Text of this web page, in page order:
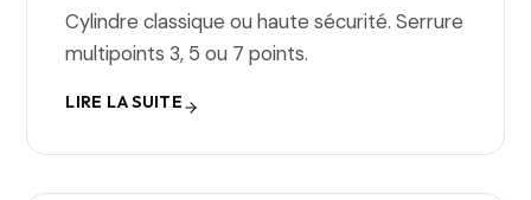
Cylindre classique ou haute sécurité. Serrure
multipoints 3, 5 ou 7 points.
LIRE LA SUITE